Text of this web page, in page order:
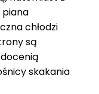
chłodzi
są
skakania